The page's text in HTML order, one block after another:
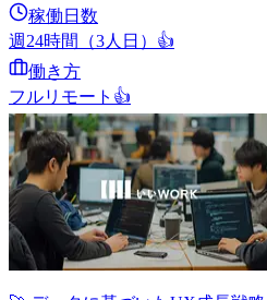
稼働日数
週24時間（3人日） 👍
働き方
フルリモート 👍